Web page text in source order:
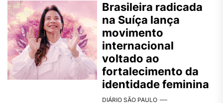
Brasileira radicada
na Suíça lança
movimento
internacional
voltado ao
fortalecimento da
identidade feminina
DIÁRIO SÃO PAULO